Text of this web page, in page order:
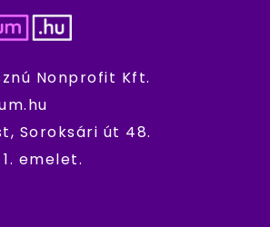
Nonprofit Kft.
Soroksári út 48.
emelet.